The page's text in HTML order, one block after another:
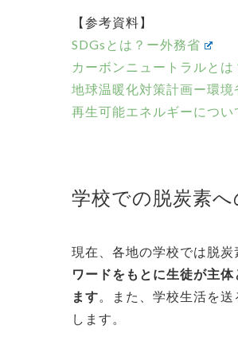
【参考資料】
SDGsとは？ー外務省
カーボンニュートラルと
地球温暖化対策計画ー環境
再生可能エネルギーについ
学校での脱炭素へ
現在、各地の学校では脱
ワードをもとに生徒が主
ます 。また、学校生活を
します。